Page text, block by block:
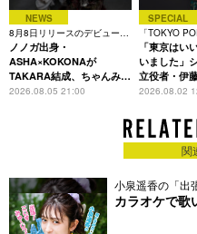
NEWS
8月8日リリースのデビュー曲
は「Time is money」
ノノガ出身・
ASHA×KOKONAが
TAKARA結成、ちゃんみな
主宰レーベル第2弾アーテ
2026.08.05 21:00
SPECIAL
「TOKYO
CHRONICLE
「東京はい
いました」
立役者・伊
想録
2026.08.02
関
小泉遥香の「出
カラオケで歌